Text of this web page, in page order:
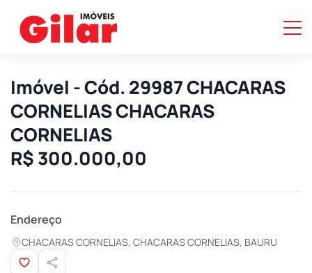
Imóvel - Cód. 29987 CHACARAS
CORNELIAS CHACARAS
CORNELIAS
R$ 300.000,00
Endereço
CHACARAS CORNELIAS, CHACARAS CORNELIAS, BAURU